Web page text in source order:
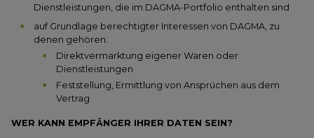
Dienstleistungen, die im DAGMA-Portfolio enthalten sind
auf Grundlage berechtigter Interessen von DAGMA, zu
denen gehören:
Direktvermarktung eigener Waren oder
Dienstleistungen
Feststellung, Ermittlung von Ansprüchen aus dem
Vertrag
WER KANN EMPFÄNGER IHRER DATEN SEIN?